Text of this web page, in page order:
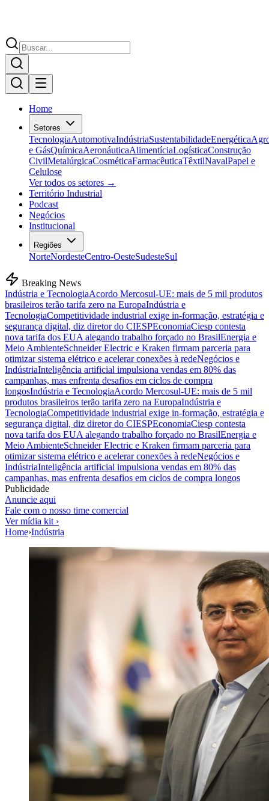
Home
Setores
TecnologiaAutomotivaIndústriaSustentabilidadeEnergética
e GásQuímicaAeronáuticaAlimentíciaLogísticaConstrução
CivilMetalúrgicaCosméticaFarmacêuticaTêxtilNavalPapel e
Celulose
Ver todos os setores →
Território Industrial
Podcast
Negócios
Institucional
Regiões
NorteNordesteCentro-OesteSudesteSul
Breaking News
Indústria e TecnologiaAcordo Mercosul-UE: mais de 5 mil produtos
brasileiros terão tarifa zero na EuropaIndústria e
TecnologiaCompetitividade industrial exige in-formação, estratégia e
segurança digital, diz diretor do CIESPEconomiaCiesp contesta
nova tarifa dos EUA alegando trabalho forçado no BrasilEnergia e
Meio AmbienteSchneider Electric e Kraken firmam parceria para
otimizar sistema elétrico e acelerar conexões à redeNegócios e
IndústriaInteligência artificial impulsiona vendas em 80% das
campanhas, mas enfrenta desafios em ciclos de compra
longosIndústria e TecnologiaAcordo Mercosul-UE: mais de 5 mil
produtos brasileiros terão tarifa zero na EuropaIndústria e
TecnologiaCompetitividade industrial exige in-formação, estratégia e
segurança digital, diz diretor do CIESPEconomiaCiesp contesta
nova tarifa dos EUA alegando trabalho forçado no BrasilEnergia e
Meio AmbienteSchneider Electric e Kraken firmam parceria para
otimizar sistema elétrico e acelerar conexões à redeNegócios e
IndústriaInteligência artificial impulsiona vendas em 80% das
campanhas, mas enfrenta desafios em ciclos de compra longos
Publicidade
Anuncie aqui
Fale com o nosso time comercial
Ver mídia kit ›
Home›Indústria